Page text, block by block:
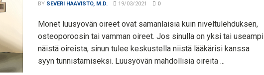
BY SEVERI HAAVISTO, M.D. 19/03/2021 0
Monet luusyövän oireet ovat samanlaisia ​​kuin niveltulehduksen,
osteoporoosin tai vamman oireet. Jos sinulla on yksi tai useampi
näistä oireista, sinun tulee keskustella niistä lääkärisi kanssa
syyn tunnistamiseksi. Luusyövän mahdollisia oireita ...